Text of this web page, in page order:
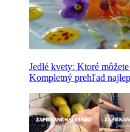
Jedlé kvety: Ktoré
Kompletný prehľad